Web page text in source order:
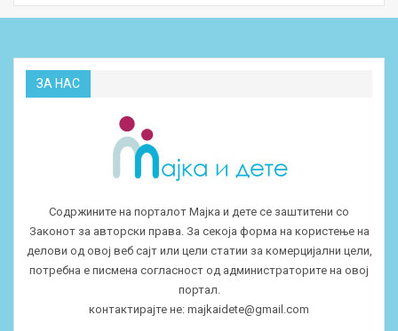
ЗА НАС
Содржините на порталот Мајка и дете се заштитени со
Законот за авторски права. За секоја форма на користење на
делови од овој веб сајт или цели статии за комерцијални цели,
потребна е писмена согласност од администраторите на овој
портал.
контактирајте не: majkaidete@gmail.com